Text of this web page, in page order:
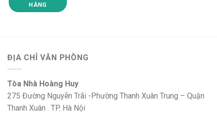
HÀNG
ĐỊA CHỈ VĂN PHÒNG
Tòa Nhà Hoàng Huy
275 Đường Nguyễn Trãi -Phường Thanh Xuân Trung – Quận
Thanh Xuân . TP. Hà Nội